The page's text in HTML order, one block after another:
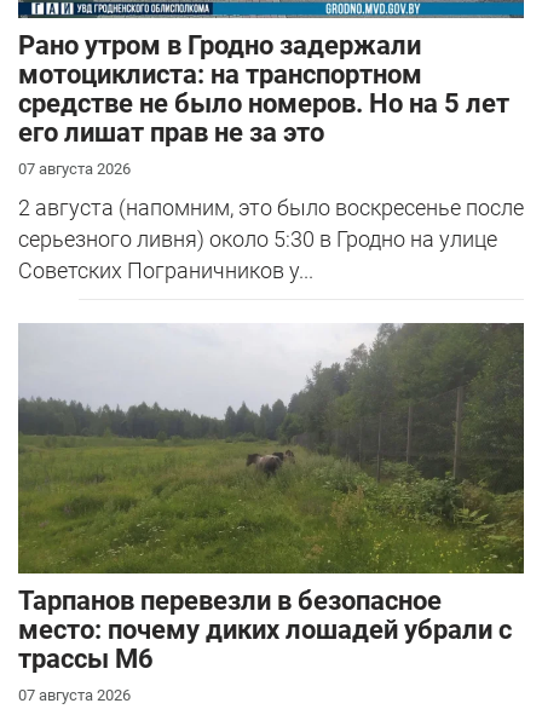
Рано утром в Гродно задержали
мотоциклиста: на транспортном
средстве не было номеров. Но на 5 лет
его лишат прав не за это
07 августа 2026
2 августа (напомним, это было воскресенье после
серьезного ливня) около 5:30 в Гродно на улице
Советских Пограничников у...
Тарпанов перевезли в безопасное
место: почему диких лошадей убрали с
трассы М6
07 августа 2026